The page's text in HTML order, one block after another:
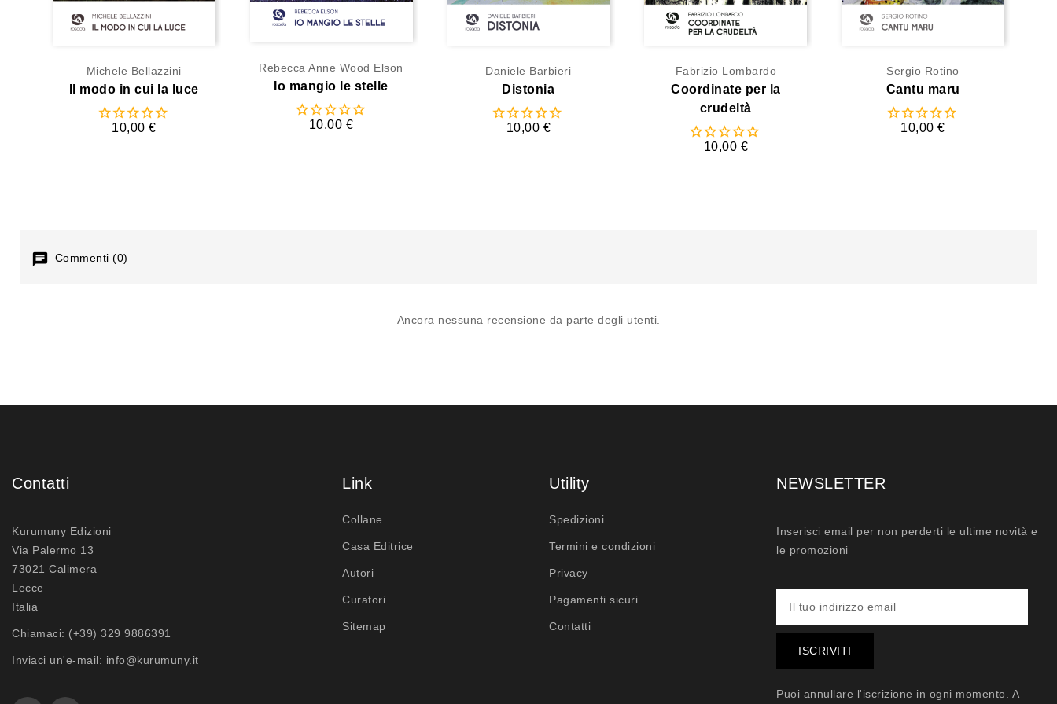
Michele Bellazzini
Il modo in cui la luce
10,00 €
Rebecca Anne Wood Elson
Io mangio le stelle
10,00 €
Daniele Barbieri
Distonia
10,00 €
Fabrizio Lombardo
Coordinate per la
crudeltà
10,00 €
Sergio Rotino
Cantu maru
10,00 €
Commenti (0)
Ancora nessuna recensione da parte degli utenti.
Contatti
Kurumuny Edizioni
Via Palermo 13
73021 Calimera
Lecce
Italia
Chiamaci: (+39) 329 9886391
Inviaci un'e-mail: info@kurumuny.it
Link
Collane
Casa Editrice
Autori
Curatori
Sitemap
Utility
Spedizioni
Termini e condizioni
Privacy
Pagamenti sicuri
Contatti
NEWSLETTER
Inserisci email per non perderti le ultime novità e
le promozioni
Puoi annullare l'iscrizione in ogni momento. A